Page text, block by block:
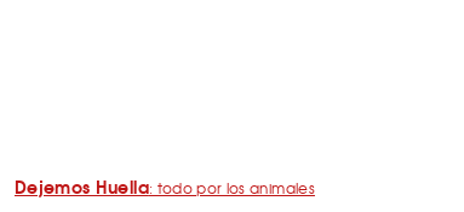
Dejemos Huella: todo por los animales